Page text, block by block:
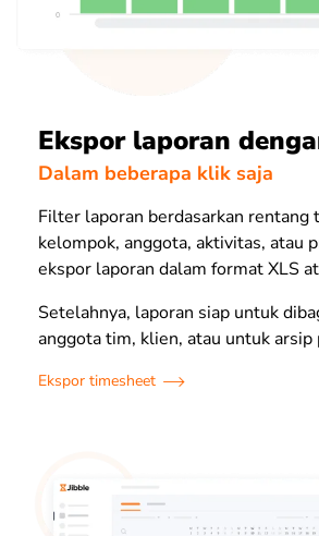
Ekspor laporan
Dalam beberapa klik saja
Filter laporan berdasarkan rentang
kelompok, anggota, aktivitas, atau
ekspor laporan dalam format XLS
Setelahnya, laporan siap untuk
anggota tim, klien, atau untuk arsip
Ekspor timesheet